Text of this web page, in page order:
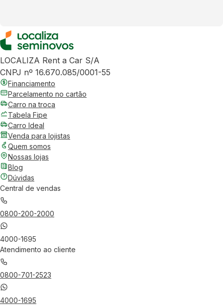
LOCALIZA Rent a Car S/A
CNPJ nº 16.670.085/0001-55
Financiamento
Parcelamento no cartão
Carro na troca
Tabela Fipe
Carro Ideal
Venda para lojistas
Quem somos
Nossas lojas
Blog
Dúvidas
Central de vendas
0800-200-2000
4000-1695
Atendimento ao cliente
0800-701-2523
4000-1695